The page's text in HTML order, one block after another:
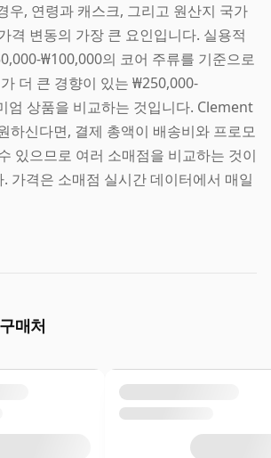
우, 연령과 캐스크, 그리고 원산지 국가
격 변동의 가장 큰 요인입니다. 실용적
₩100,000의 코어 주류를 기준으로
더 큰 경향이 있는 ₩250,000-
엄 상품을 비교하는 것입니다. Clement
하신다면, 결제 총액이 배송비와 프로모
있으므로 여러 소매점을 비교하는 것이
가격은 소매점 실시간 데이터에서 매일
매처